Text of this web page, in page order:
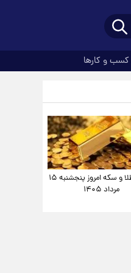
کسب و کارها
قیمت طلا و سکه امروز پنجشنبه ۱۵
مرداد ۱۴۰۵